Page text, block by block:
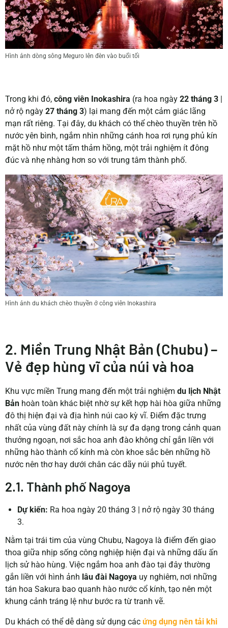
Hình ảnh dòng sông Meguro lên đèn vào buổi tối
Trong khi đó,công viên Inokashira (ra hoa ngày 22 tháng 3
nở rộ ngày27 tháng 3) lại mang đến một cảm giác lãng
mạn rất riêng. Tại đây, du khách có thể chèo thuyền trên hồ
nước yên bình, ngắm nhìn những cánh hoa rơi rụng phủ kín
mặt hồ như một tấm thảm hồng, một trải nghiệm ít đông
đúc và nhẹ nhàng hơn so với trung tâm thành phố.
Hình ảnh du khách chèo thuyền ở công viên Inokashira
2. Miền Trung Nhật Bản (Chubu) –
Vẻ đẹp hùng vĩ của núi và hoa
Khu vực miền Trung mang đến một trải nghiệmdu lịch Nhật
Bản hoàn toàn khác biệt nhờ sự kết hợp hài hòa giữa những
đô thị hiện đại và địa hình núi cao kỳ vĩ. Điểm đặc trưng
nhất của vùng đất này chính là sự đa dạng trong cảnh quan
thưởng ngoạn, nơi sắc hoa anh đào không chỉ gắn liền với
những hào thành cổ kính mà còn khoe sắc bên những hồ
nước nên thơ hay dưới chân các dãy núi phủ tuyết.
2.1. Thành phố Nagoya
Dự kiến: Ra hoa ngày 20 tháng 3 | nở rộ ngày 30 tháng
3.
Nằm tại trái tim của vùng Chubu, Nagoya là điểm đến giao
thoa giữa nhịp sống công nghiệp hiện đại và những dấu ấn
lịch sử hào hùng. Việc ngắm hoa anh đào tại đây thường
gắn liền với hình ảnh lâu đài Nagoya uy nghiêm, nơi những
tán hoa Sakura bao quanh hào nước cổ kính, tạo nên một
khung cảnh tráng lệ như bước ra từ tranh vẽ.
Du khách có thể dễ dàng sử dụng cácứng dụng nên tải khi